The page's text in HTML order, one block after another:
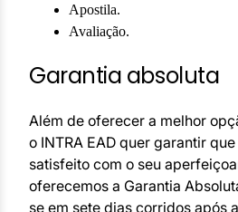
Apostila.
Avaliação.
Garantia absoluta
Além de oferecer a melhor
o INTRA EAD quer garantir
satisfeito com o seu
oferecemos a Garantia
se em sete dias corridos após